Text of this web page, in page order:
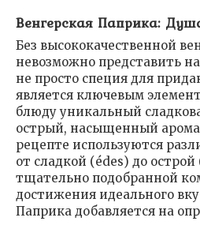
Венгерская Паприка:
Без высококачественной
невозможно представить
не просто специя для
является ключевым
блюду уникальный
острый, насыщенный
рецепте используются
от сладкой (édes) до острой
тщательно подобранной
достижения идеального
Паприка добавляется на